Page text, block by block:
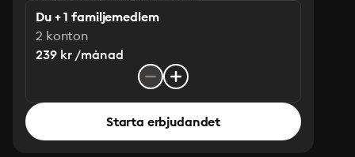
Du + 1 familjemedlem
2 konton
239 kr /månad
Starta erbjudandet